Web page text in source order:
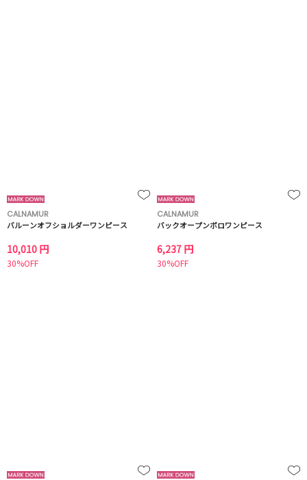
CALNAMUR
バルーンオフショルダーワンピース
10,010 円
30%OFF
CALNAMUR
バックオープンポロワンピース
6,237 円
30%OFF